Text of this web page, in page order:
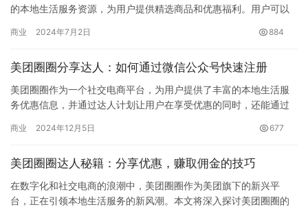
的本地生活服务资源，为用户提供精选商品和优惠福利。用户可以
码…
商业 2024年7月2日 884
美团圈圈分享达人：如何通过微信公众号快速注册
美团圈圈作为一个社交电商平台，为用户提供了丰富的本地生活服
务优惠信息，并通过达人计划让用户在享受优惠的同时，还能通过
享商品…
商业 2024年12月5日 677
美团圈圈达人秘籍：分享优惠，赚取佣金的技巧
在数字化和社交电商的浪潮中，美团圈圈作为美团旗下的新兴平
台，正在引领本地生活服务的新风潮。本文将深入探讨美团圈圈的